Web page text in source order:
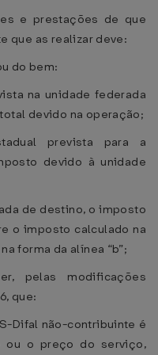
e prestações de que
que as realizar deve:
do bem:
na unidade federada
devido na operação;
prevista para a
devido à unidade
de destino, o imposto
o imposto calculado na
forma da alínea “b”;
pelas modificações
que:
Difal não-contribuinte é
ou o preço do serviço,